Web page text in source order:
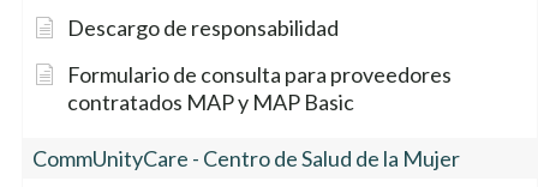
Descargo de responsabilidad
Formulario de consulta para proveedores
contratados MAP y MAP Basic
CommUnityCare - Centro de Salud de la Mujer